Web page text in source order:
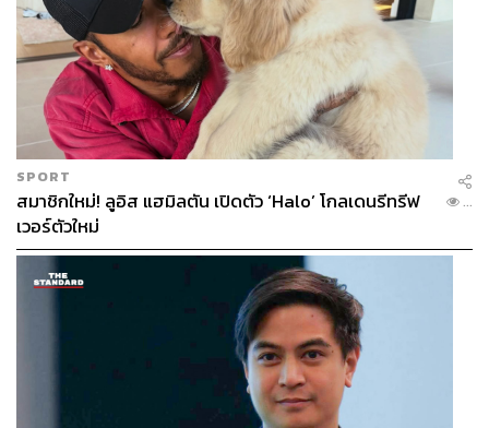
SPORT
สมาชิกใหม่! ลูอิส แฮมิลตัน เปิดตัว ‘Halo’ โกลเดนรีทรีฟ
เวอร์ตัวใหม่
...